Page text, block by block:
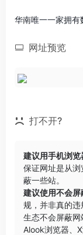
华南唯一一家拥有
网址预览
打不开?
建议用手机浏览
保证网址是从
蔽一些站。
建议使用不会屏
规，并非真的
生态不会屏蔽网
Alook浏览器